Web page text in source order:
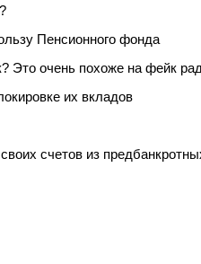
Пенсионного фонда
Это очень похоже на фейк
их вкладов
счетов из